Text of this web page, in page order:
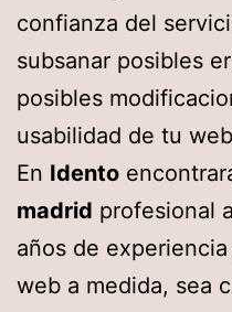
confianza del
subsanar posibles
posibles
usabilidad de tu
En Idento
madrid profesional
años de
web a medida, sea